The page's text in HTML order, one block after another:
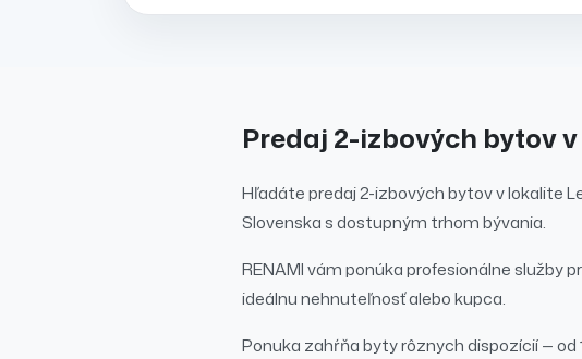
Predaj 2-izbových bytovv
Hľadátepredaj2-izbových bytovv lokalite
Slovenska s dostupným trhom bývania.
RENAMI vám ponúka profesionálne služby
ideálnu nehnuteľnosť alebo kupca.
Ponuka zahŕňa byty rôznych dispozícií — od